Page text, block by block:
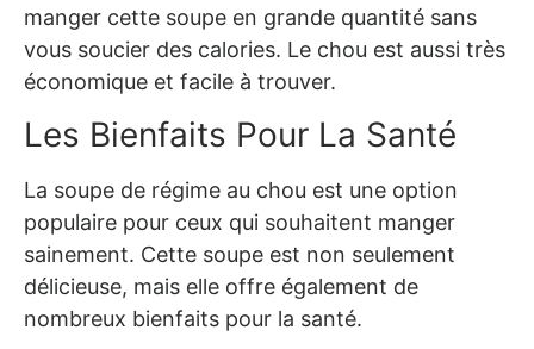
manger cette soupe en grande quantité sans
vous soucier des calories. Le chou est aussi très
économique et facile à trouver.
Les Bienfaits Pour La Santé
La soupe de régime au chou est une option
populaire pour ceux qui souhaitent manger
sainement. Cette soupe est non seulement
délicieuse, mais elle offre également de
nombreux bienfaits pour la santé.